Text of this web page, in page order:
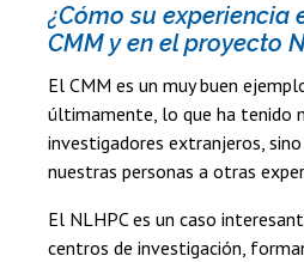
¿Cómo su experiencia
CMM y en el proyecto
El CMM es un muy buen
últimamente, lo que ha tenido
investigadores extranjeros,
nuestras personas a otras
El NLHPC es un caso
centros de investigación,